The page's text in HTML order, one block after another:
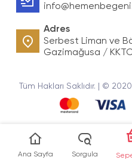
Adres
Serbest Liman ve
Gazimağusa /
Tüm Hakları Saklıdır. | ©
Ana Sayfa Sorgula